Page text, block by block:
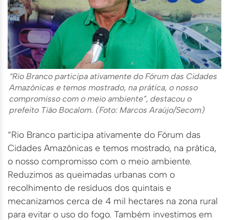
“Rio Branco participa ativamente do Fórum das Cidades
Amazônicas e temos mostrado, na prática, o nosso
compromisso com o meio ambiente”, destacou o
prefeito Tião Bocalom. (Foto: Marcos Araújo/Secom)
“Rio Branco participa ativamente do Fórum das
Cidades Amazônicas e temos mostrado, na prática,
o nosso compromisso com o meio ambiente.
Reduzimos as queimadas urbanas com o
recolhimento de resíduos dos quintais e
mecanizamos cerca de 4 mil hectares na zona rural
para evitar o uso do fogo. Também investimos em